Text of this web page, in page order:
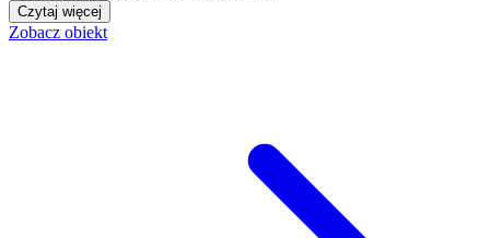
Czytaj więcej
Zobacz obiekt